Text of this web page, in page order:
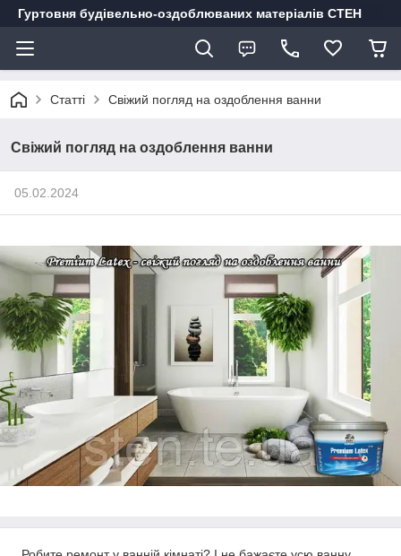
Гуртовня будівельно-оздоблюваних матеріалів СТЕН
Статті Свіжий погляд на оздоблення ванни
Свіжий погляд на оздоблення ванни
05.02.2024